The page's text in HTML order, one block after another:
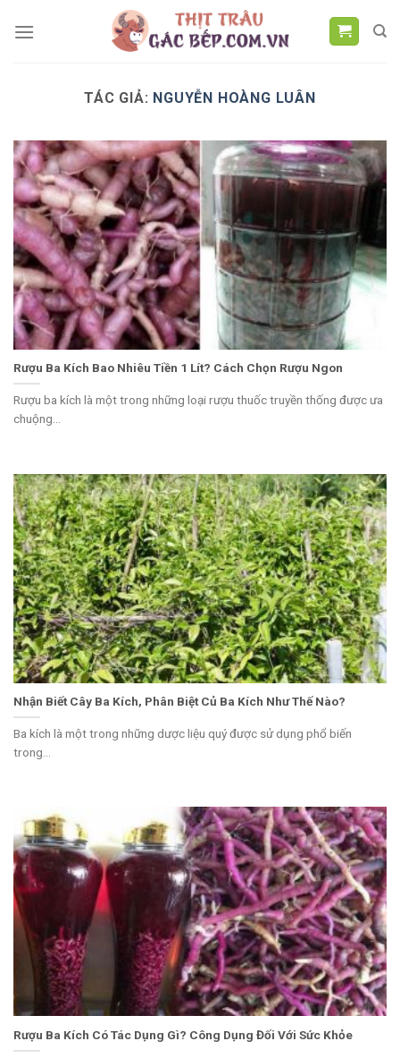
đến
TÁC GIẢ: NGUYỄN HOÀNG LUÂN
Rượu Ba Kích Bao Nhiêu Tiền 1 Lít​? Cách Chọn Rượu Ngon
Rượu ba kích là một trong những loại rượu thuốc truyền thống được ưa
chuộng...
Nhận Biết Cây Ba Kích, Phân Biệt Củ Ba Kích Như Thế Nào?
Ba kích là một trong những dược liệu quý được sử dụng phổ biến
trong...
Rượu Ba Kích Có Tác Dụng Gì? Công Dụng Đối Với Sức Khỏe